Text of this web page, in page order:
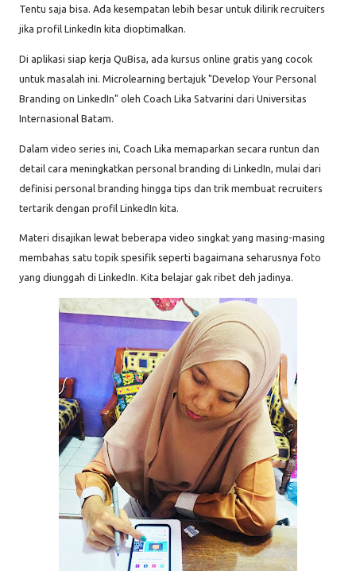
Tentu saja bisa. Ada kesempatan lebih besar untuk dilirik recruiters
jika profil LinkedIn kita dioptimalkan.
Di aplikasi siap kerja QuBisa, ada kursus online gratis yang cocok
untuk masalah ini. Microlearning bertajuk "Develop Your Personal
Branding on LinkedIn" oleh Coach Lika Satvarini dari Universitas
Internasional Batam.
Dalam video series ini, Coach Lika memaparkan secara runtun dan
detail cara meningkatkan personal branding di LinkedIn, mulai dari
definisi personal branding hingga tips dan trik membuat recruiters
tertarik dengan profil LinkedIn kita.
Materi disajikan lewat beberapa video singkat yang masing-masing
membahas satu topik spesifik seperti bagaimana seharusnya foto
yang diunggah di LinkedIn. Kita belajar gak ribet deh jadinya.